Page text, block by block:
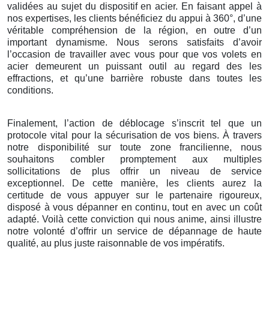
validées au sujet du dispositif en acier. En faisant appel à
nos expertises, les clients bénéficiez du appui à 360°, d’une
véritable compréhension de la région, en outre d’un
important dynamisme. Nous serons satisfaits d’avoir
l’occasion de travailler avec vous pour que vos volets en
acier demeurent un puissant outil au regard des les
effractions, et qu’une barrière robuste dans toutes les
conditions.
Finalement, l’action de déblocage s’inscrit tel que un
protocole vital pour la sécurisation de vos biens. À travers
notre disponibilité sur toute zone francilienne, nous
souhaitons combler promptement aux multiples
sollicitations de plus offrir un niveau de service
exceptionnel. De cette manière, les clients aurez la
certitude de vous appuyer sur le partenaire rigoureux,
disposé à vous dépanner en continu, tout en avec un coût
adapté. Voilà cette conviction qui nous anime, ainsi illustre
notre volonté d’offrir un service de dépannage de haute
qualité, au plus juste raisonnable de vos impératifs.